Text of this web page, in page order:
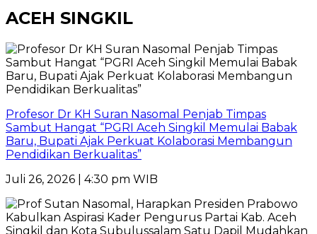
ACEH SINGKIL
Profesor Dr KH Suran Nasomal Penjab Timpas
Sambut Hangat “PGRI Aceh Singkil Memulai Babak
Baru, Bupati Ajak Perkuat Kolaborasi Membangun
Pendidikan Berkualitas”
Juli 26, 2026 | 4:30 pm WIB